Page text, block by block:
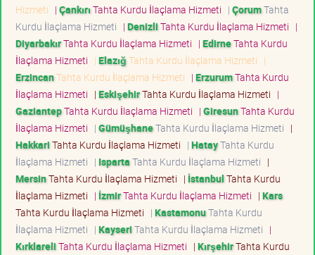
Hizmeti | ÇankırıTahta Kurdu İlaçlama Hizmeti | ÇorumTahta
Kurdu İlaçlama Hizmeti | DenizliTahta Kurdu İlaçlama Hizmeti |
DiyarbakırTahta Kurdu İlaçlama Hizmeti | EdirneTahta Kurdu
İlaçlama Hizmeti | ElazığTahta Kurdu İlaçlama Hizmeti |
ErzincanTahta Kurdu İlaçlama Hizmeti | ErzurumTahta Kurdu
İlaçlama Hizmeti | EskişehirTahta Kurdu İlaçlama Hizmeti |
GaziantepTahta Kurdu İlaçlama Hizmeti | GiresunTahta Kurdu
İlaçlama Hizmeti | GümüşhaneTahta Kurdu İlaçlama Hizmeti |
HakkariTahta Kurdu İlaçlama Hizmeti | HatayTahta Kurdu
İlaçlama Hizmeti | IspartaTahta Kurdu İlaçlama Hizmeti |
MersinTahta Kurdu İlaçlama Hizmeti | İstanbulTahta Kurdu
İlaçlama Hizmeti | İzmirTahta Kurdu İlaçlama Hizmeti | Kars
Tahta Kurdu İlaçlama Hizmeti | KastamonuTahta Kurdu
İlaçlama Hizmeti | KayseriTahta Kurdu İlaçlama Hizmeti |
KırklareliTahta Kurdu İlaçlama Hizmeti | KırşehirTahta Kurdu